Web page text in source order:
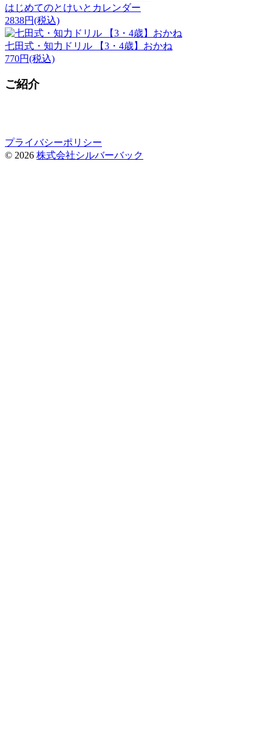
はじめてのとけいとカレンダー
2838円(税込)
七田式・知力ドリル 【3・4歳】おかね
770円(税込)
ご紹介
プライバシーポリシー
© 2026 株式会社シルバーバック